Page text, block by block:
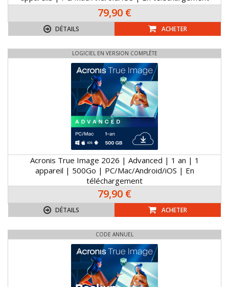
79,90 €
DÉTAILS ACHETER
LOGICIEL EN VERSION COMPLÈTE
Acronis True Image 2026 | Advanced | 1 an | 1
appareil | 500Go | PC/Mac/Android/iOS | En
téléchargement
79,90 €
DÉTAILS ACHETER
CODE ANNUEL